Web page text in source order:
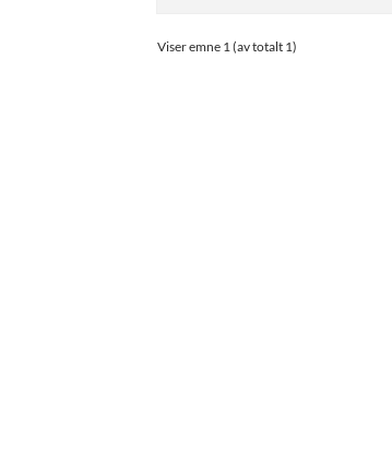
Viser emne 1 (av totalt 1)